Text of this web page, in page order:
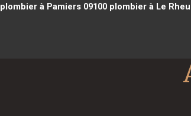
plombier à Pamiers 09100plombier à Le Rheu